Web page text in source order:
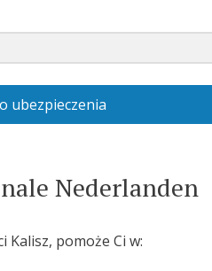
ubezpieczenia
Nederlanden
pomoże Ci w: